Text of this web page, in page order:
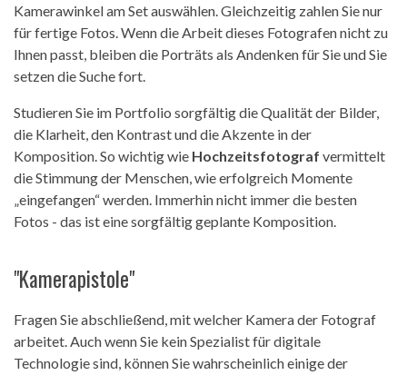
Kamerawinkel am Set auswählen. Gleichzeitig zahlen Sie nur
für fertige Fotos. Wenn die Arbeit dieses Fotografen nicht zu
Ihnen passt, bleiben die Porträts als Andenken für Sie und Sie
setzen die Suche fort.
Studieren Sie im Portfolio sorgfältig die Qualität der Bilder,
die Klarheit, den Kontrast und die Akzente in der
Komposition. So wichtig wie Hochzeitsfotograf vermittelt
die Stimmung der Menschen, wie erfolgreich Momente
„eingefangen“ werden. Immerhin nicht immer die besten
Fotos - das ist eine sorgfältig geplante Komposition.
"Kamerapistole"
Fragen Sie abschließend, mit welcher Kamera der Fotograf
arbeitet. Auch wenn Sie kein Spezialist für digitale
Technologie sind, können Sie wahrscheinlich einige der